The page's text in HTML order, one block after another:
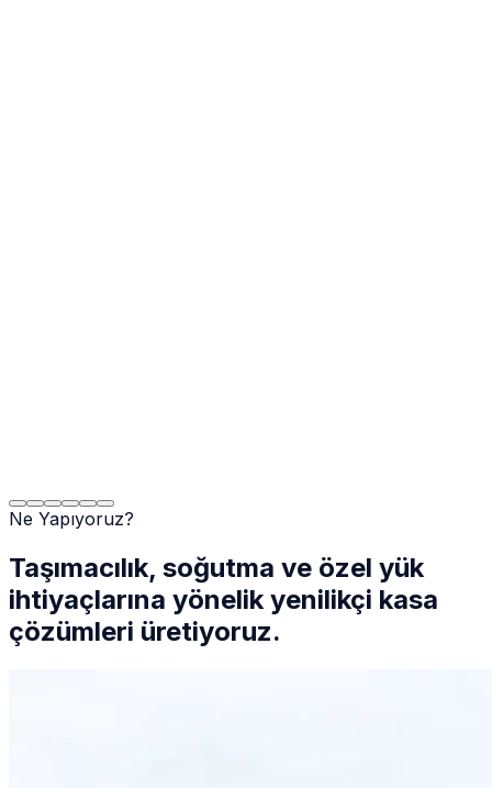
Ne Yapıyoruz?
Taşımacılık, soğutma ve özel yük
ihtiyaçlarına yönelik yenilikçi kasa
çözümleri üretiyoruz.